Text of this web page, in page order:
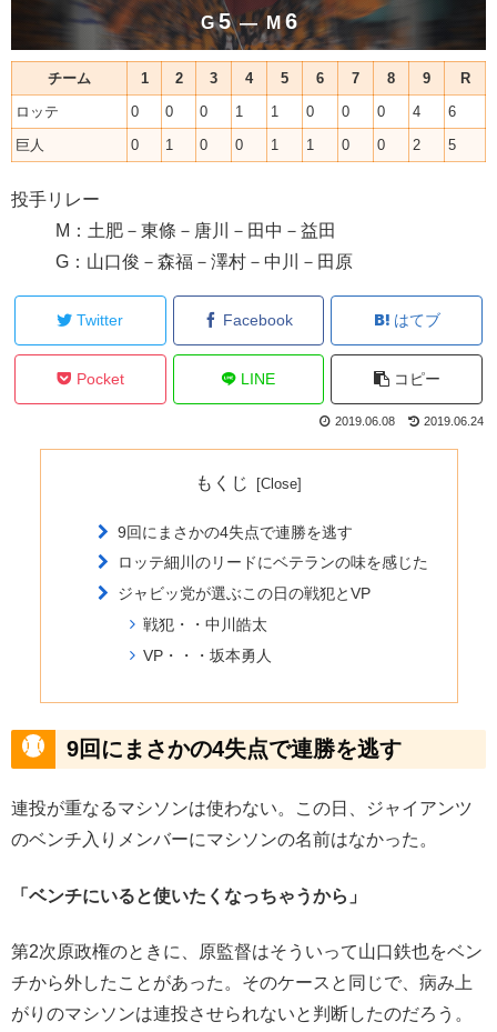
G5― M6
チーム 1 2 3 4 5 6 7 8 9
R
ロッテ
0 0 0 1 1 0 0 0 4
6
巨人
0 1 0 0 1 1 0 0 2 5
投手リレー
M：土肥－東條－唐川－田中－益田
G：山口俊－森福－澤村－中川－田原
Twitter Facebook はてブ
Pocket LINE コピー
2019.06.08 2019.06.24
もくじ
9回にまさかの4失点で連勝を逃す
ロッテ細川のリードにベテランの味を感じた
ジャビッ党が選ぶこの日の戦犯とVP
戦犯・・中川皓太
VP・・・坂本勇人
9回にまさかの4失点で連勝を逃す
連投が重なるマシソンは使わない。この日、ジャイアンツ
のベンチ入りメンバーにマシソンの名前はなかった。
「ベンチにいると使いたくなっちゃうから」
第2次原政権のときに、原監督はそういって山口鉄也をベン
チから外したことがあった。そのケースと同じで、病み上
がりのマシソンは連投させられないと判断したのだろう。